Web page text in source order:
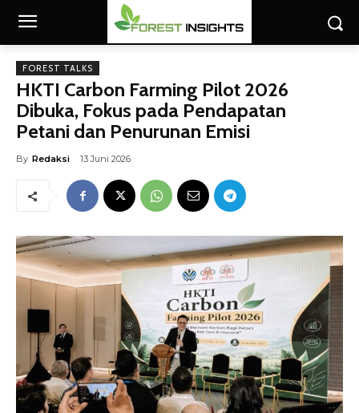
FOREST TALKS
HKTI Carbon Farming Pilot 2026
Dibuka, Fokus pada Pendapatan
Petani dan Penurunan Emisi
By Redaksi 13 Juni 2026